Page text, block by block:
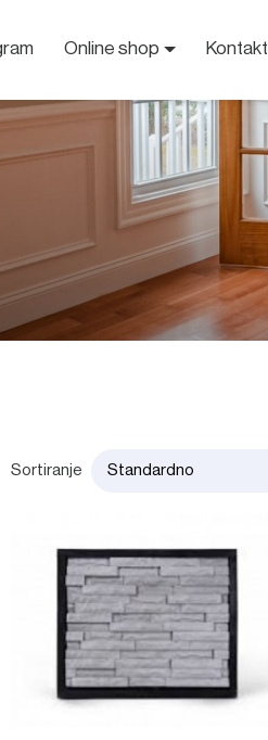
Online shop Kontakt
Sortiranje